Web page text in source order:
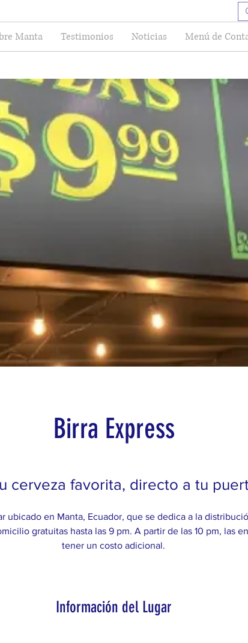
Manta Testimonios Noticias Menú de
Birra Express
cerveza favorita, directo a tu
ubicado en Manta, Ecuador, que se dedica a la
gratuitas hasta las 9 pm. A partir de las 10 pm, las
tener un costo adicional.
Información del Lugar